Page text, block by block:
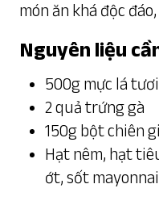
món ăn khá độc
Nguyên liệu
500g mực lá tươi
2 quả trứng gà
150g bột chiên
Hạt nêm, hạt
ớt, sốt